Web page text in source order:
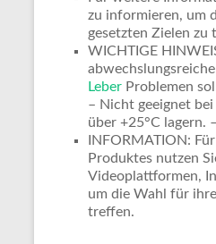
zu informieren, um
gesetzten Zielen zu
WICHTIGE
Leber Problemen
– Nicht geeignet
über +25°C lagern.
INFORMATION:
Produktes nutzen
Videoplattformen,
um die Wahl für ihre
treffen.